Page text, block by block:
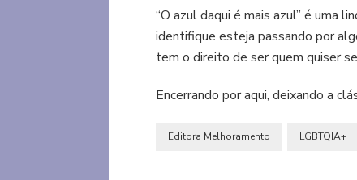
“O azul daqui é mais azul” é uma
identifique esteja passando por
tem o direito de ser quem quiser
Encerrando por aqui, deixando a
Editora Melhoramento LGBTQIA+